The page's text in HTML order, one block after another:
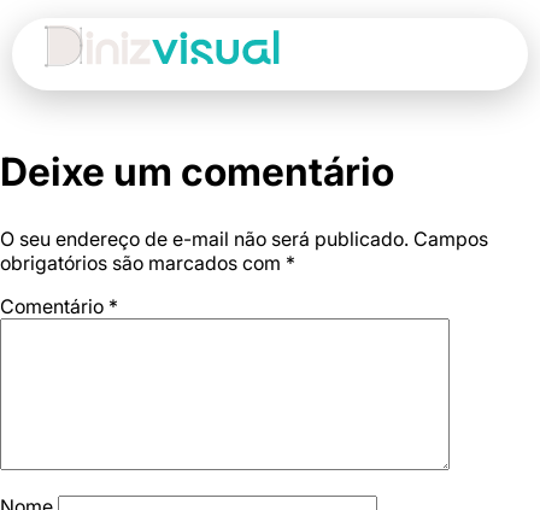
Deixe um comentário
O seu endereço de e-mail não será publicado. Campos
obrigatórios são marcados com *
Comentário *